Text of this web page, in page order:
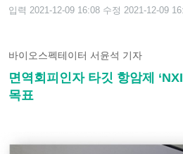
입력 2021-12-09 16:08 수정 2021-12-09
바이오스펙테이터 서윤석 기자
면역회피인자 타깃 항암제
목표